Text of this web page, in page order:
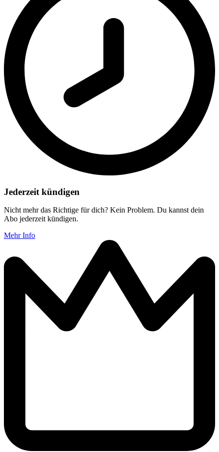
Jederzeit kündigen
Nicht mehr das Richtige für dich? Kein Problem. Du kannst dein
Abo jederzeit kündigen.
Mehr Info